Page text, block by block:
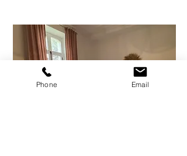
Phone Email